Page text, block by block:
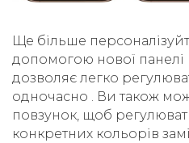
Ще більше
допомогою нової панелі
дозволяє легко
одночасно . Ви також
повзунок, щоб
конкретних кольорів